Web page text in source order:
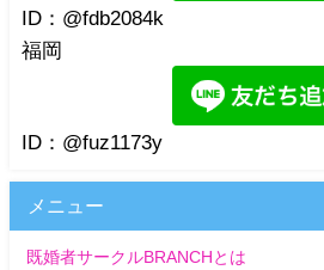
ID：@fdb2084k
福岡
ID：@fuz1173y
メニュー
既婚者サークルBRANCHとは